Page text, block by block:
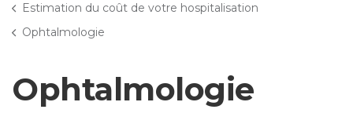
CHU Charleroi-Chimay
Crèches
Estimation du coût de votre hospitalisation
Ophtalmologie
Ophtalmologie